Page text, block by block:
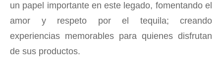
un papel importante en este legado, fomentando el
amor y respeto por el tequila; creando
experiencias memorables para quienes disfrutan
de sus productos.